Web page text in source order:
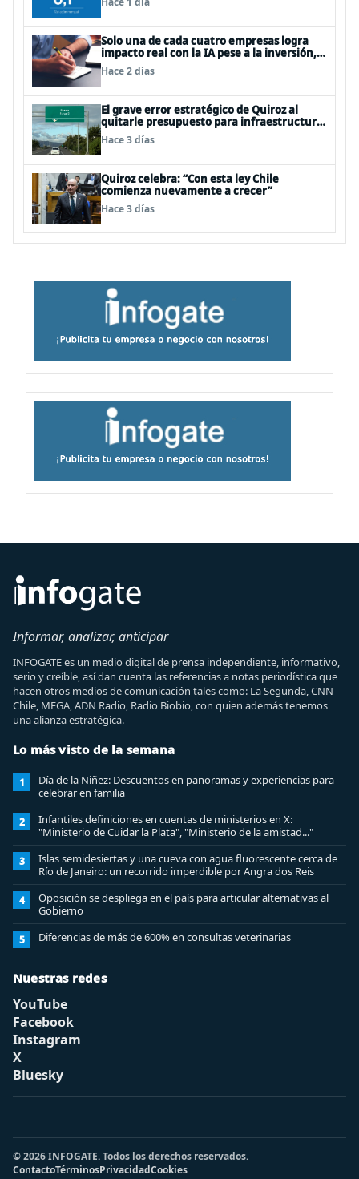
Solo una de cada cuatro empresas logra
impacto real con la IA pese a la inversión,
según el Foro Económico Mundial
Hace 2 días
El grave error estratégico de Quiroz al
quitarle presupuesto para infraestructura
vial del Biobío
Hace 3 días
Quiroz celebra: “Con esta ley Chile
comienza nuevamente a crecer”
Hace 3 días
Informar, analizar, anticipar
INFOGATE es un medio digital de prensa independiente, informativo,
serio y creíble, así dan cuenta las referencias a notas periodística que
hacen otros medios de comunicación tales como: La Segunda, CNN
Chile, MEGA, ADN Radio, Radio Biobio, con quien además tenemos
una alianza estratégica.
Lo más visto de la semana
1
Día de la Niñez: Descuentos en panoramas y experiencias para
celebrar en familia
2
Infantiles definiciones en cuentas de ministerios en X:
"Ministerio de Cuidar la Plata", "Ministerio de la amistad..."
3
Islas semidesiertas y una cueva con agua fluorescente cerca de
Río de Janeiro: un recorrido imperdible por Angra dos Reis
4
Oposición se despliega en el país para articular alternativas al
Gobierno
5 Diferencias de más de 600% en consultas veterinarias
Nuestras redes
YouTube
Facebook
Instagram
X
Bluesky
© 2026 INFOGATE. Todos los derechos reservados.
ContactoTérminosPrivacidadCookies